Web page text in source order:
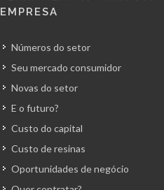
EMPRESA
Números do setor
Seu mercado consumidor
Novas do setor
E o futuro?
Custo do capital
Custo de resinas
Oportunidades de negócio